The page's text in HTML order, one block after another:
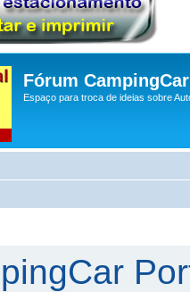
Fórum
Espaço para troca de ideias sobre